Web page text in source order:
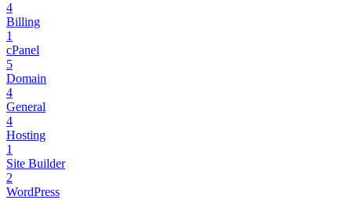
4
Billing
1
cPanel
5
Domain
4
General
4
Hosting
1
Site Builder
2
WordPress